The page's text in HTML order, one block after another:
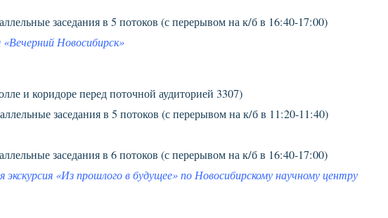
заседания в 5 потоков (с перерывом на к/б в 16:40-17:00)
«Вечерний Новосибирск»
и коридоре перед поточной аудиторией 3307)
заседания в 5 потоков (с перерывом на к/б в 11:20-11:40)
заседания в 6 потоков (с перерывом на к/б в 16:40-17:00)
экскурсия «Из прошлого в будущее» по Новосибирскому научному центру